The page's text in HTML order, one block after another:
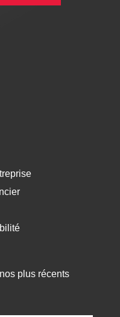
plus récents